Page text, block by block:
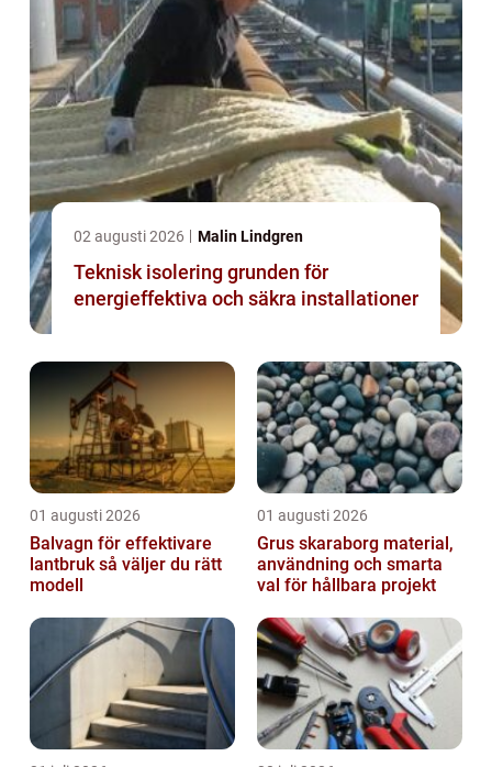
02 augusti 2026 Malin Lindgren
Teknisk isolering grunden för
energieffektiva och säkra installationer
01 augusti 2026
Balvagn för effektivare
lantbruk så väljer du rätt
modell
01 augusti 2026
Grus skaraborg material,
användning och smarta
val för hållbara projekt